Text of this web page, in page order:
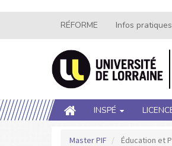
contenu
Navigation
secondaire
RÉFORME Infos pratiques
Main
navigation
INSPÉ
Master PIF Éducation et